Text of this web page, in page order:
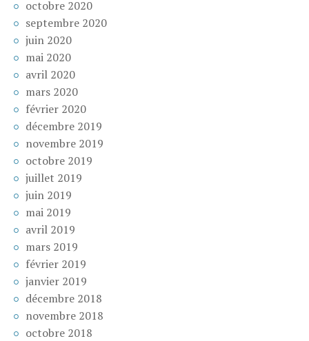
octobre 2020
septembre 2020
juin 2020
mai 2020
avril 2020
mars 2020
février 2020
décembre 2019
novembre 2019
octobre 2019
juillet 2019
juin 2019
mai 2019
avril 2019
mars 2019
février 2019
janvier 2019
décembre 2018
novembre 2018
octobre 2018